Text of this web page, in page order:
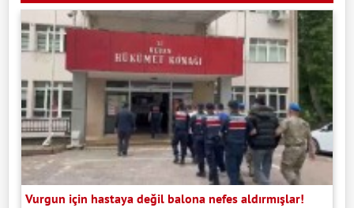
Vurgun için hastaya değil balona nefes aldırmışlar!